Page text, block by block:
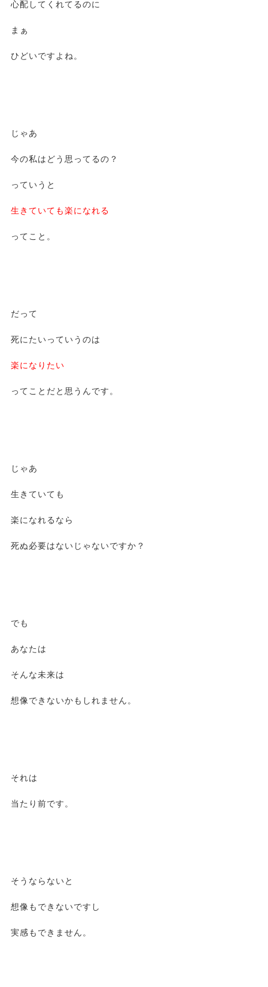
心配してくれてるのに
まぁ
ひどいですよね。
じゃあ
今の私はどう思ってるの？
っていうと
生きていても楽になれる
ってこと。
だって
死にたいっていうのは
楽になりたい
ってことだと思うんです。
じゃあ
生きていても
楽になれるなら
死ぬ必要はないじゃないですか？
でも
あなたは
そんな未来は
想像できないかもしれません。
それは
当たり前です。
そうならないと
想像もできないですし
実感もできません。